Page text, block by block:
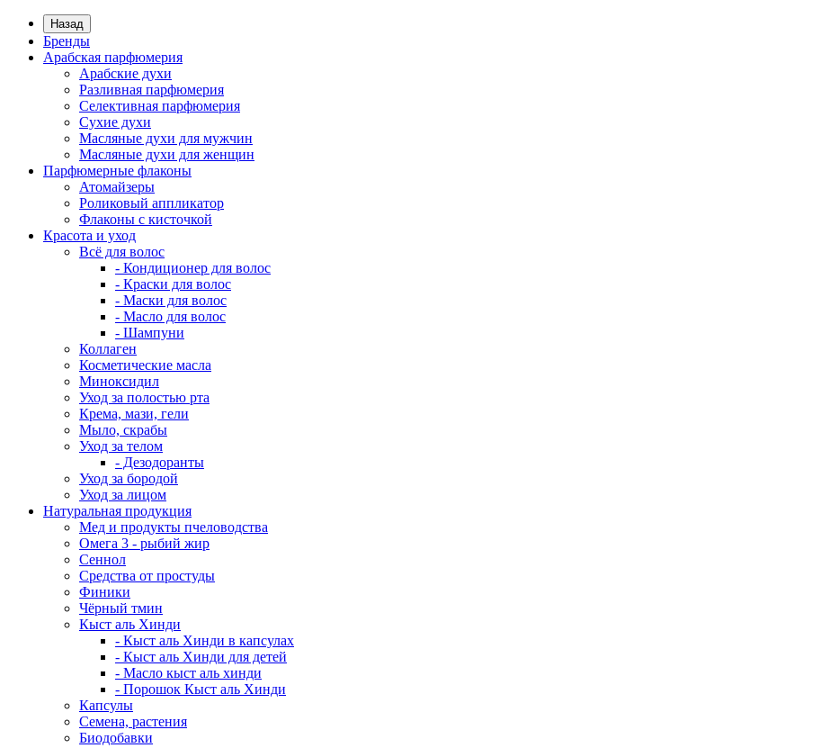
Назад
Бренды
Арабская парфюмерия
Арабские духи
Разливная парфюмерия
Селективная парфюмерия
Сухие духи
Масляные духи для мужчин
Масляные духи для женщин
Парфюмерные флаконы
Атомайзеры
Роликовый аппликатор
Флаконы с кисточкой
Красота и уход
Всё для волос
- Кондиционер для волос
- Краски для волос
- Маски для волос
- Масло для волос
- Шампуни
Коллаген
Косметические масла
Миноксидил
Уход за полостью рта
Крема, мази, гели
Мыло, скрабы
Уход за телом
- Дезодоранты
Уход за бородой
Уход за лицом
Натуральная продукция
Мед и продукты пчеловодства
Омега 3 - рыбий жир
Сеннол
Средства от простуды
Финики
Чёрный тмин
Кыст аль Хинди
- Кыст аль Хинди в капсулах
- Кыст аль Хинди для детей
- Масло кыст аль хинди
- Порошок Кыст аль Хинди
Капсулы
Семена, растения
Биодобавки